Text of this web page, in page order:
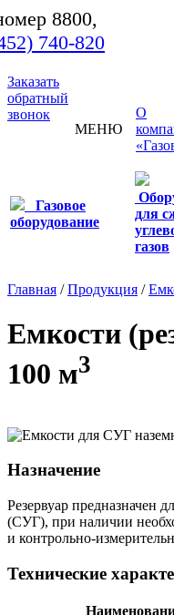
8800,
740-820
Заказать
обратный
звонок
МЕНЮ
О
Газовое
оборудование
для
газов
Главная /Продукция /
Емкости
100 м3
Назначение
Резервуар предназначен
(СУГ), при наличии
и контрольно-
Технические